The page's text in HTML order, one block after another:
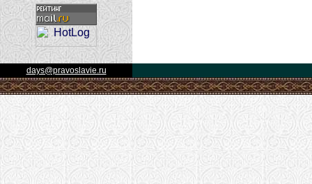
days@pravoslavie.ru